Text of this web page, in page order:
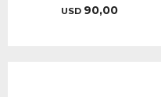
USD 90,00